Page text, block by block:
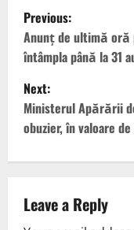
Previous:
Anunț de ultimă oră
întâmpla până la 31
Next:
Ministerul Apărării
obuzier, în valoare
Leave a Reply